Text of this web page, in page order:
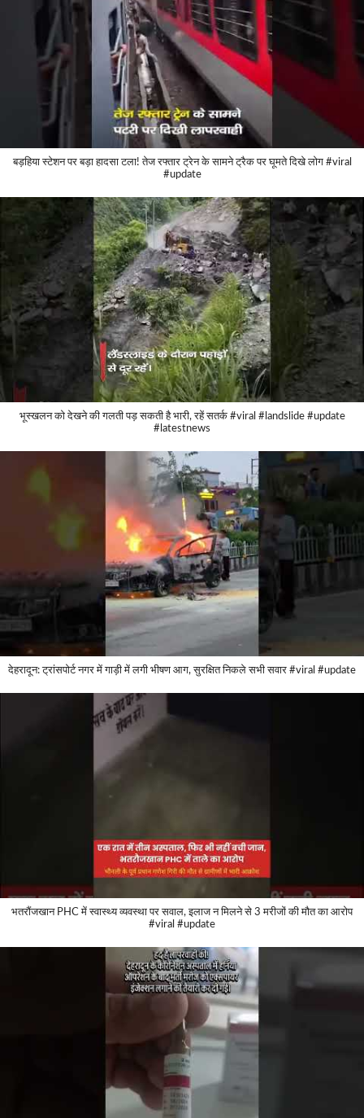
बड़हिया स्टेशन पर बड़ा हादसा टला! तेज रफ्तार ट्रेन के सामने ट्रैक पर घूमते दिखे लोग #viral
#update
भूस्खलन को देखने की गलती पड़ सकती है भारी, रहें सतर्क #viral #landslide #update
#latestnews
देहरादून: ट्रांसपोर्ट नगर में गाड़ी में लगी भीषण आग, सुरक्षित निकले सभी सवार #viral #update
भतरौंजखान PHC में स्वास्थ्य व्यवस्था पर सवाल, इलाज न मिलने से 3 मरीजों की मौत का आरोप
#viral #update